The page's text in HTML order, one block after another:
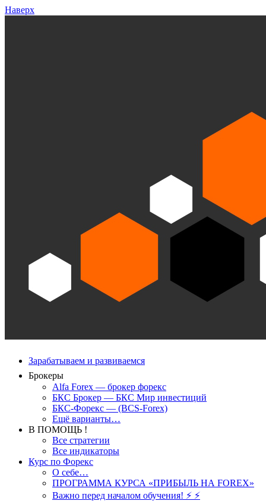
Наверх
Зарабатываем и развиваемся
Брокеры
Alfa Forex — брокер форекс
БКС Брокер — БКС Мир инвестиций
БКС-Форекс — (BCS-Forex)
Ещё варианты…
В ПОМОЩЬ !
Все стратегии
Все индикаторы
Курс по Форекс
О себе…
ПРОГРАММА КУРСА «ПРИБЫЛЬ НА FOREX»
Важно перед началом обучения! ⚡ ⚡